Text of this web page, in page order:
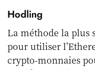
Hodling
La méthode la plus
pour utiliser
crypto-monnaies